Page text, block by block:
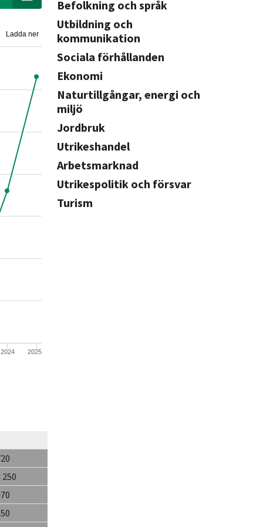
Ladda ner
2024 2025
250
Befolkning och språk
Utbildning och
kommunikation
Sociala förhållanden
Ekonomi
Naturtillgångar, energi och
miljö
Jordbruk
Utrikeshandel
Arbetsmarknad
Utrikespolitik och försvar
Turism